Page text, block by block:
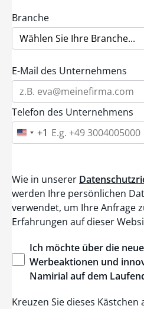
Branche
E-Mail des Unternehmens
Telefon des Unternehmens
U
n
d
S
t
a
t
e
1
+1
Wie in unserer
werden Ihre persönlichen
verwendet, um Ihre Anfrage
Erfahrungen auf dieser
Ich möchte überdie
Werbeaktionen und
Namirialauf dem
Kreuzen Sie dieses